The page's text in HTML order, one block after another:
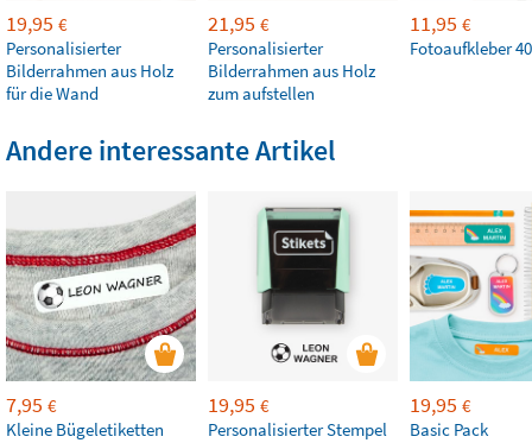
19,95 €
Personalisierter
Bilderrahmen aus Holz
für die Wand
21,95 €
Personalisierter
Bilderrahmen aus Holz
zum aufstellen
11,95 €
Fotoaufkleber
Andere interessante Artikel
7,95 €
Kleine Bügeletiketten
19,95 €
Personalisierter Stempel
19,95 €
Basic Pack